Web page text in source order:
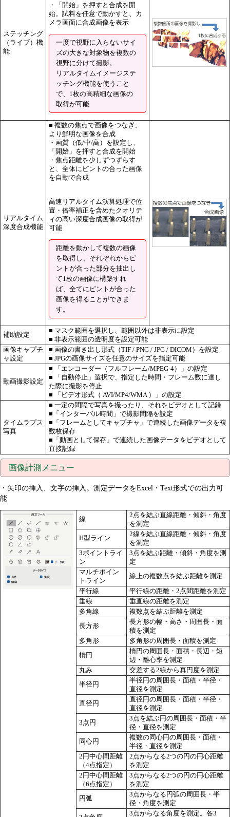
ステッチング
（ライブ）機
能
・「開始」を押すと合成を開
始。試料を任意で動かすと、カ
メラ画面に合成画像を表示
一度で視野に入らないサイ
ズの大きな対象物を複数の
視野に分けて撮影。
リアルタイムイメージステ
ッチング機能を使うこと
で、1枚の高精細な画像の
取得が可能
リアルタイム
深度合成機能
■ 複数の焦点で画像をつなぎ、
より鮮明な画像を合成
・画質（低/中/高）を設定し、
「開始」を押すと合成を開始
・焦点距離を少しずつずらす
と、全体にピントの合った画像
を自動で合成
高速リアルタイム演算処理で位
置・倍率補正を含めたクオリテ
ィの高い深度合成画像の取得が
可能
距離を動かして複数の画像
を取得し、それぞれからピ
ントが合った部分を抽出し
て1枚の画像に構築すれ
ば、全てにピントが合った
画像を得ることができま
す。
補助設定
■ マスク範囲を選択し、範囲以外は非表示に設定
■ 非表示範囲の透明度を設定可能
画像キャプチ
ャ設定
■ 画像の書き出し形式（TIF / PNG / JPG / DICOM）を設定
■ JPGの画像サイズを任意のサイズを指定可能
動画撮影設定
■ 「エンコーダー（フルフレーム/MPEG-4）」の設定
■ 「自動停止」選択で、指定した時間・フレーム数に達し
た際に撮影を停止
■ 「ビデオ形式（ AVI/MP4/WMA ）」の設定
タイムラプス
写真
■ 一定の間隔で写真を撮ったり、それをビデオとして記録
■「インターバル時間」で撮影間隔を設定
■「フレームとしてキャプチャ」で連続した画像データを複
数枚保存
■「動画として保存」で連続した画像データをビデオとして
直接記録
画像計測メニュー
・矢印の挿入、文字の挿入。測定データをExcel・Text形式での出力可
能
線
2点を結ぶ直線距離・傾斜・角度
を測定
H型ライン
2線を結ぶ直線距離・傾斜・角度
を測定
3ポイントライ
ン
3点を結ぶ距離・傾斜・角度を測
定
マルチポイン
トライン
線上の複数点を結ぶ距離を測定
平行線
平行線の距離・2点間距離を測定
垂線
垂直線の距離を測定
多角線
複数点を結ぶ距離を測定
長方形
長方形の幅・高さ・周囲長・面
積を測定
多角形
多角形の周囲長・面積を測定
楕円
楕円の周囲長・面積・長辺・短
辺・離心率を測定
丸み
交差する2線から真円度を測定
半径円
半径円の周囲長・面積・半径・
直径を測定
直径円
直径円の周囲長・面積・半径・
直径を測定
3点円
3点を結ぶ円の周囲長・面積・半
径・直径を測定
同心円
複数の同心円の周囲長・面積・
半径・直径を測定
2円中心間距離
（4点指定）
2点からなる2つの円の円心距離
を測定
2円中心間距離
（6点指定）
3点からなる2つの円の円心距離
を測定
円弧
3点からなる円弧の周囲長・半
径・角度を測定
3点からなる角度を測定。各3